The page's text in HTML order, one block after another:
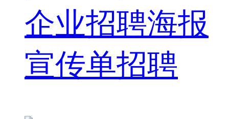
企业招聘海报
宣传单招聘